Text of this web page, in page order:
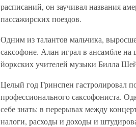
расписаний, он заучивал названия
пассажирских поездов.
Одним из талантов мальчика,
саксофоне. Алан играл в ансамбле
йоркских учителей музыки Билла
Целый год Гринспен гастролировал
профессионального саксофониста.
себе знать: в перерывах между
налоги, расходы и доходы и